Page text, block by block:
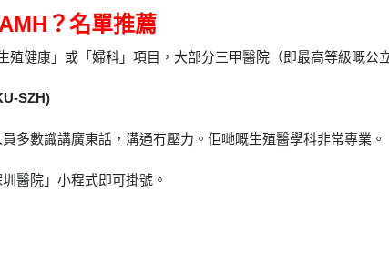
？名單推薦
殖健康」或「婦科」項目，大部分三甲醫院（即最高等級嘅公
SZH)
多數識講廣東話，溝通冇壓力。佢哋嘅生殖醫學科非常專業。
醫院」小程式即可掛號。